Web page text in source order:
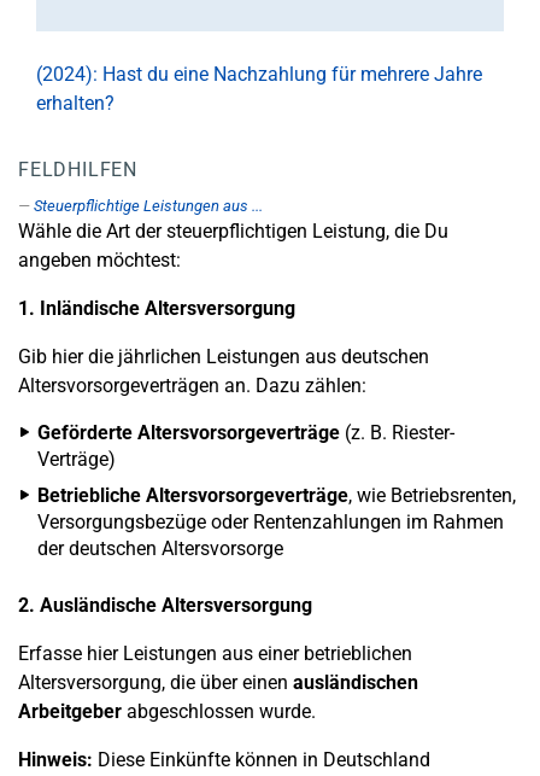
(2024): Hast du eine Nachzahlung für mehrere Jahre
erhalten?
FELDHILFEN
Steuerpflichtige Leistungen aus ...
Wähle die Art der steuerpflichtigen Leistung, die Du
angeben möchtest:
1. Inländische Altersversorgung
Gib hier die jährlichen Leistungen aus deutschen
Altersvorsorgeverträgen an. Dazu zählen:
Geförderte Altersvorsorgeverträge (z. B. Riester-
Verträge)
Betriebliche Altersvorsorgeverträge, wie Betriebsrenten,
Versorgungsbezüge oder Rentenzahlungen im Rahmen
der deutschen Altersvorsorge
2. Ausländische Altersversorgung
Erfasse hier Leistungen aus einer betrieblichen
Altersversorgung, die über einen ausländischen
Arbeitgeber abgeschlossen wurde.
Hinweis: Diese Einkünfte können in Deutschland